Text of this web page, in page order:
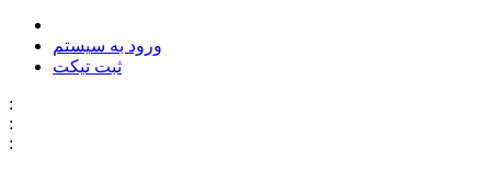
ورود به سیستم
ثبت تیکت
:
:
: